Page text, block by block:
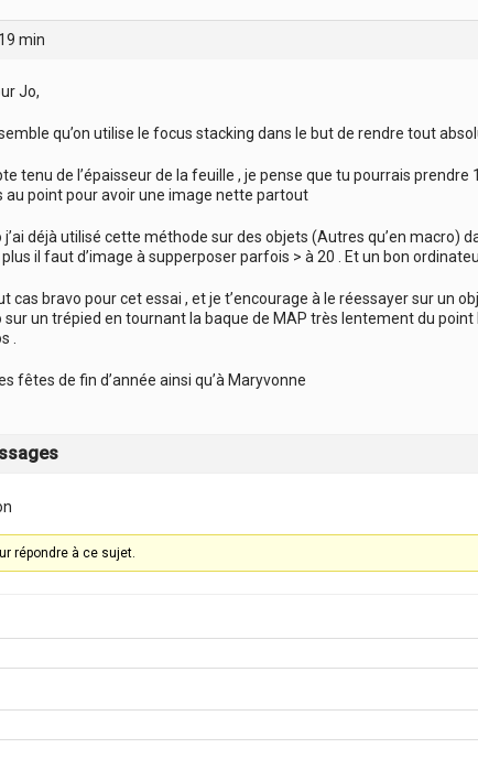
min
Jo,
semble qu’on utilise le focus stacking dans le but de rendre tout
tenu de l’épaisseur de la feuille , je pense que tu pourrais
au point pour avoir une image nette partout
j’ai déjà utilisé cette méthode sur des objets (Autres qu’en macro)
il faut d’image à supperposer parfois > à 20 . Et un bon
cas bravo pour cet essai , et je t’encourage à le réessayer sur un
sur un trépied en tournant la baque de MAP très lentement du point
.
fêtes de fin d’année ainsi qu’à Maryvonne
répondre à ce sujet.